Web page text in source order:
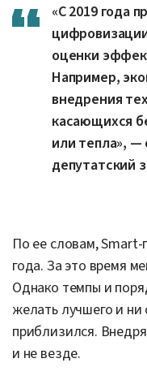
«С 2019 года
оценки
Например,
внедрения
касающихся
или тепла», —
депутатский
По ее словам, Smart-
года. За это время
Однако темпы и
желать лучшего и
приблизился.
и не везде.